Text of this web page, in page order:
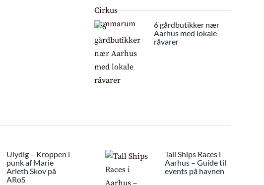
6 gårdbutikker nær
Aarhus med lokale
råvarer
Ulydig – Kroppen i
punk af Marie
Arleth Skov på
ARoS
Tall Ships Races i
Aarhus – Guide til
events på havnen